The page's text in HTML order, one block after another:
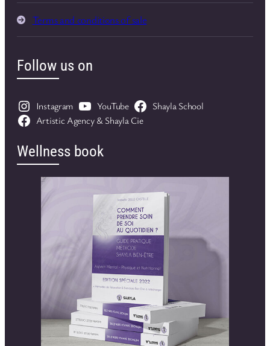
Terms and conditions of sale
Follow us on
Instagram YouTube
Shayla School
Artistic Agency & Shayla Cie
Wellness book